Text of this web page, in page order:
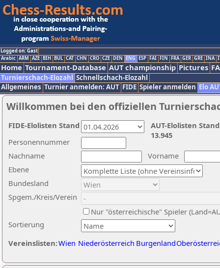
Logged on: Gast
Arabic ARM AZE BIH BUL CAT CHN CRO CZE DEN ENG ESP FAI FIN FRA GER GRE INA
Home Tournament-Database AUT championship Pictures
Turnierschach-Elozahl Schnellschach-Elozahl
Allgemeines Turnier anmelden: AUT FIDE Spieler anmelden Elo
Willkommen bei den offiziellen
Nachname
Vorname
Ebene
Sortierung
Personennummer
Bundesland
Spgem./Kreis/Verein
Nur "österreichische" Spieler
Vereinslisten:Wien Niederösterreich Burgenland
AUT-Elolisten
13.945
FIDE-Elolisten Stand